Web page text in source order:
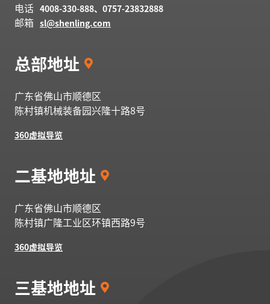
电话 4008-330-888、0757-23832888
邮箱 sl@shenling.com
总部地址
广东省佛山市顺德区
陈村镇机械装备园兴隆十路8号
360虚拟导览
二基地地址
广东省佛山市顺德区
陈村镇广隆工业区环镇西路9号
360虚拟导览
三基地地址